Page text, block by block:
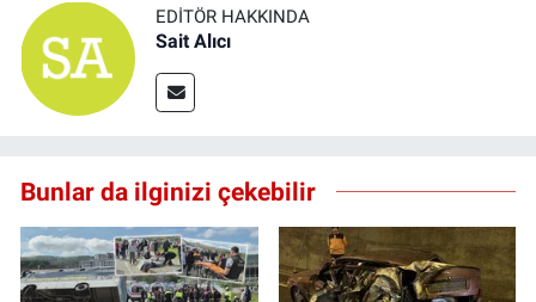
EDITÖR HAKKINDA
Sait Alıcı
Bunlar da ilginizi çekebilir